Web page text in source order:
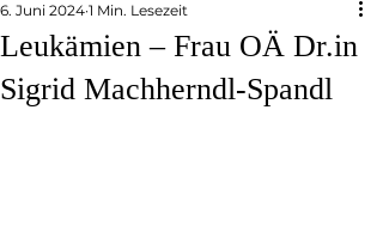
Leukämien – Frau OÄ Dr.in
Sigrid Machherndl-Spandl
6. Juni 2024 1 Min. Lesezeit